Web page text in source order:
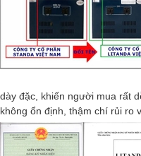
dày đặc, khiến người mua rất
không ổn định, thậm chí rủi ro